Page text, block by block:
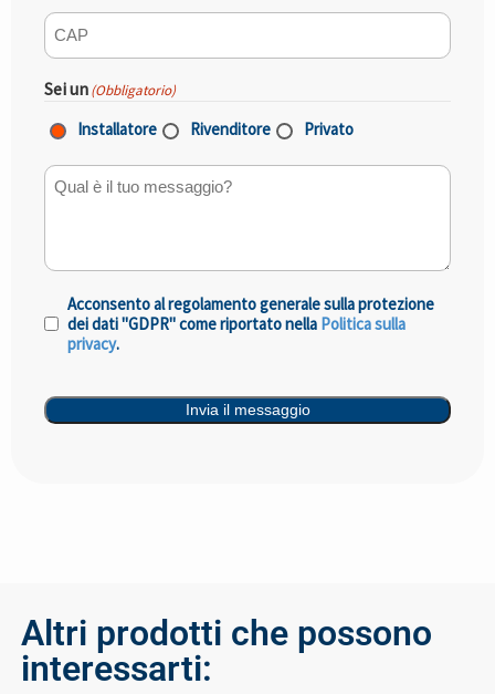
CAP (Obbligatorio)
Sei un(Obbligatorio)
Installatore Rivenditore Privato
Qual è il tuo messaggio?
Consenso(Obbligatorio)
Acconsento al regolamento generale sulla protezione
dei dati "GDPR" come riportato nella Politica sulla
privacy.
Invia il messaggio
Altri prodotti che possono
interessarti: